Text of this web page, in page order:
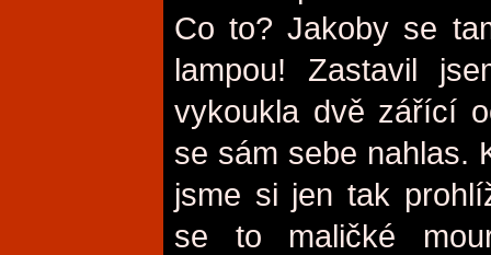
Co to? Jakoby se
lampou! Zastavil
vykoukla dvě zářící
se sám sebe nahlas.
jsme si jen tak
se to maličké